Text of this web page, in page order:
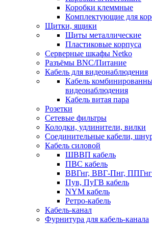
Коробки клеммные
Комплектующие для
Щитки, ящики
Щиты металлические
Пластиковые корпуса
Серверные шкафы Netko
Разъёмы BNC/Питание
Кабель для видеонаблюдения
Кабель
видеонаблюдения
Кабель витая пара
Розетки
Сетевые фильтры
Колодки, удлинители, вилки
Соединительные кабели,
Кабель силовой
ШВВП кабель
ПВС кабель
ВВГнг, ВВГ-Пнг, ППГнг
Пув, ПуГВ кабель
NYM кабель
Ретро-кабель
Кабель-канал
Фурнитура для кабель-канала